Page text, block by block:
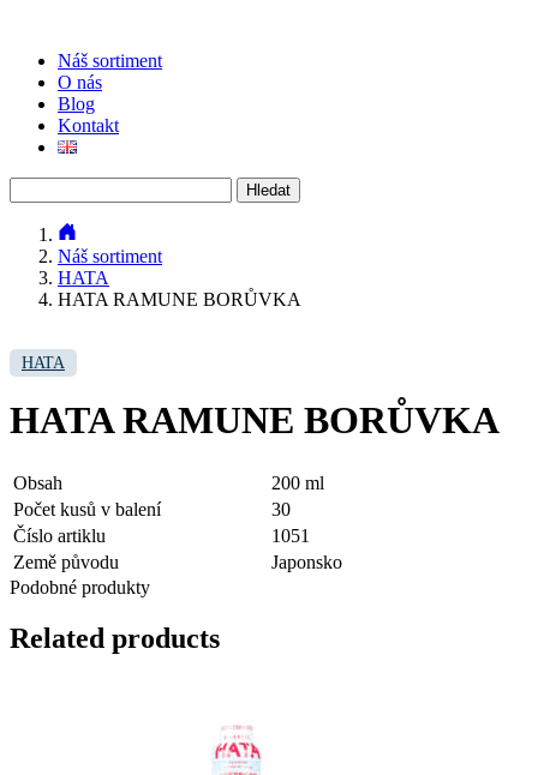
Náš sortiment
O nás
Blog
Kontakt
Náš sortiment
HATA
HATA RAMUNE BORŮVKA
HATA
HATA RAMUNE BORŮVKA
Obsah
200 ml
Počet kusů v balení
30
Číslo artiklu
1051
Země původu
Japonsko
Podobné produkty
Related products